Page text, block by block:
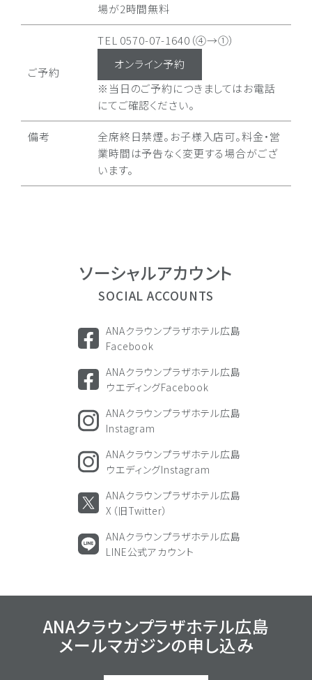
場が2時間無料
ご予約
TEL 0570-07-1640（④→①）
オンライン予約
※当日のご予約につきましてはお電話
にてご確認ください。
備考
全席終日禁煙。お子様入店可。料金・営
業時間は予告なく変更する場合がござ
います。
ソーシャルアカウント
SOCIAL ACCOUNTS
ANAクラウンプラザホテル広島
Facebook
ANAクラウンプラザホテル広島
ウエディングFacebook
ANAクラウンプラザホテル広島
Instagram
ANAクラウンプラザホテル広島
ウエディングInstagram
ANAクラウンプラザホテル広島
X（旧Twitter）
ANAクラウンプラザホテル広島
LINE公式アカウント
ANAクラウンプラザホテル広島
メールマガジンの申し込み